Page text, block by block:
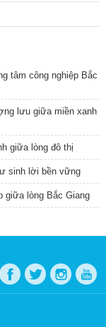
tâm công nghiệp Bắc
lưu giữa miền xanh
giữa lòng đô thị
sinh lời bền vững
giữa lòng Bắc Giang